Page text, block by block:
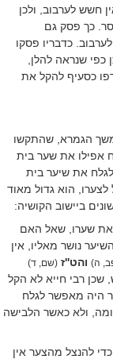
חשש לערבוב, ולכן
כך פסק גם
כדבריו פסקו
כפי שנראה להלן,
כסעיף להקל את
הגמרא, שהתקשו
אפילו את שער בית
את שיער בית
הוא גדול מאוד
ביישוב הקושיה:
את שערו, שאל האם
נושר מאליו, אין
ה) והט''ז (שם, ד)
שכן רבי חייא לא הקל
היה מאפשר לגלח
ולא כאשר הלבישה
להנצל מהצער אין